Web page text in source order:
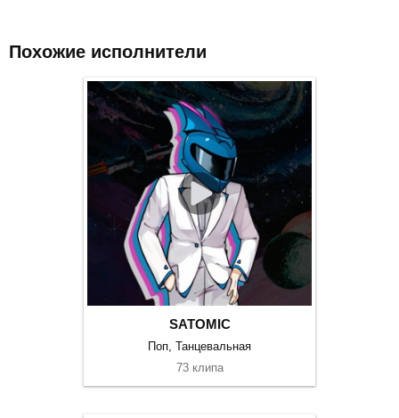
Похожие исполнители
SATOMIC
Поп, Танцевальная
73 клипа